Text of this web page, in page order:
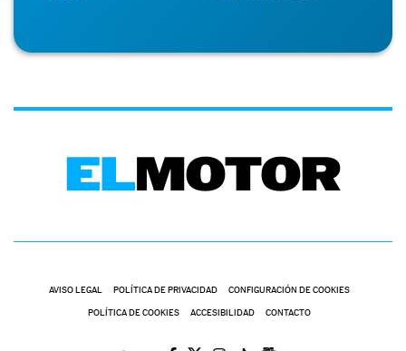
AVISO LEGAL POLÍTICA DE PRIVACIDAD CONFIGURACIÓN DE COOKIES
POLÍTICA DE COOKIES ACCESIBILIDAD CONTACTO